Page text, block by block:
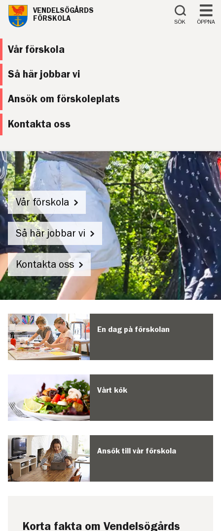
Till innehåll på sidan
VENDELSÖGÅRDS
FÖRSKOLA
SÖK ÖPPNA
Vår förskola
Så här jobbar vi
Ansök om förskoleplats
Kontakta oss
Vår förskola
Så här jobbar vi
Kontakta oss
förskola
En dag på förskolan
Vårt kök
Ansök till vår förskola
Korta fakta om Vendelsögårds